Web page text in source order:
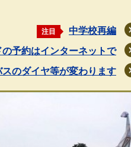
注目 中学校再編
予約はインターネットで
のダイヤ等が変わります